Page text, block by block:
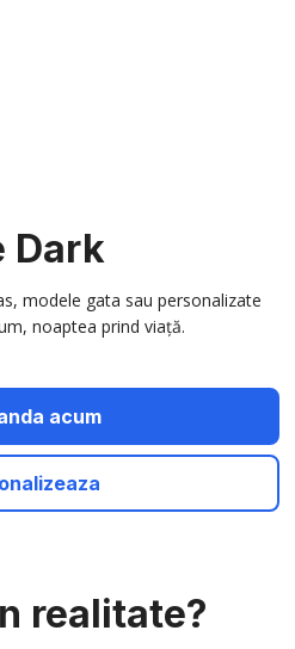
Dark
modele gata sau personalizate
noaptea prind viață.
acum
realitate?